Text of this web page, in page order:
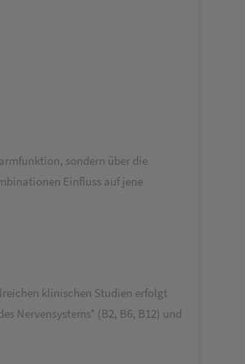
sondern über die
Einfluss auf jene
klinischen Studien erfolgt
Nervensystems* (B2, B6, B12) und